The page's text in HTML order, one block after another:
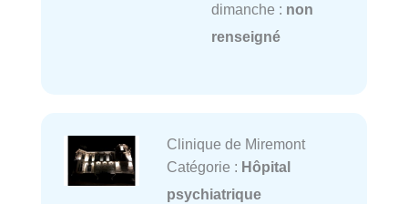
dimanche : non
renseigné
Clinique de Miremont
Catégorie : Hôpital
psychiatrique